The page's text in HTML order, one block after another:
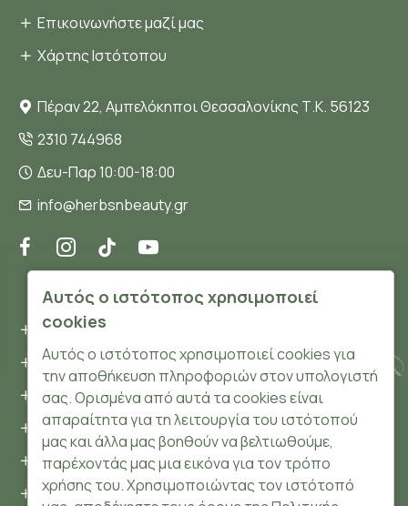
Επικοινωνήστε μαζί μας
Χάρτης Ιστότοπου
Πέραν 22, Αμπελόκηποι Θεσσαλονίκης Τ.Κ. 56123
2310 744968
Δευ-Παρ 10:00-18:00
info@herbsnbeauty.gr
ΠΛΗΡΟΦΟΡΊΕΣ
Όροι και συνθήκες
Προσωπικά δεδομένα
Ασφάλεια
Τρόποι Πληρωμής
Τρόποι Αποστολής
Επιστροφές Προϊόντων
Αυτός ο ιστότοπος χρησιμοποιεί
cookies
Αυτός ο ιστότοπος χρησιμοποιεί cookies για
την αποθήκευση πληροφοριών στον υπολογιστή
σας. Ορισμένα από αυτά τα cookies είναι
απαραίτητα για τη λειτουργία του ιστότοπού
μας και άλλα μας βοηθούν να βελτιωθούμε,
παρέχοντάς μας μια εικόνα για τον τρόπο
χρήσης του. Χρησιμοποιώντας τον ιστότοπό